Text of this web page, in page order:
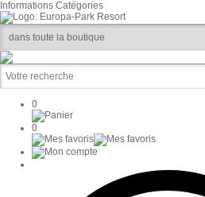
Informations Catégories
0
0